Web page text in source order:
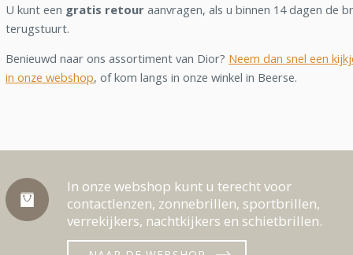
U kunt een gratis retour aanvragen, als u binnen 14 dagen de
terugstuurt.
Benieuwd naar ons assortiment van Dior? Neem dan snel een
in onze webshop, of kom langs in onze winkel in Beerse.
In onze webshop kunt u terecht voor
contactlenzen, zonnebrillen, sportbrillen,
verrekijkers, nachtkijkers en schietbrillen.